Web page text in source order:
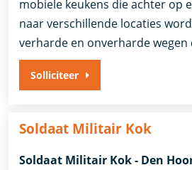
mobiele keukens die achter op
naar verschillende locaties
verharde en onverharde
Solliciteer
Soldaat Militair Kok
Soldaat Militair Kok - Den